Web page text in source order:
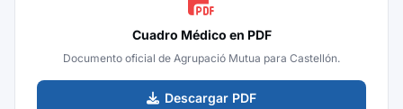
Cuadro Médico en PDF
Documento oficial de Agrupació Mutua para Castellón.
Descargar PDF